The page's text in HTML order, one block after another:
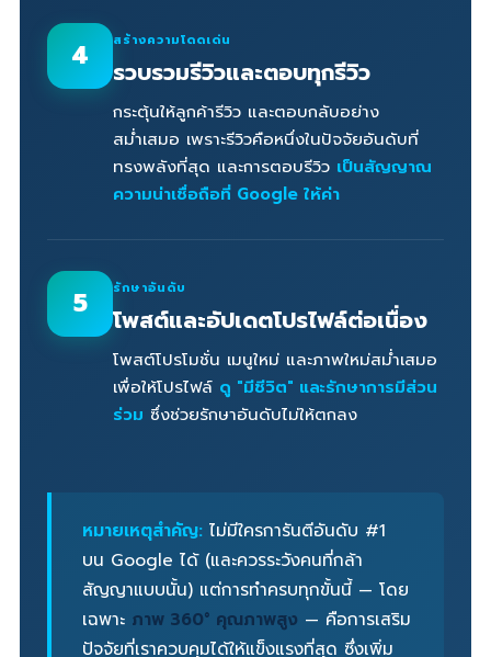
4 สร้างความโดดเด่น
รวบรวมรีวิวและตอบทุกรีวิว
กระตุ้นให้ลูกค้ารีวิว และตอบกลับอย่าง
สม่ำเสมอ เพราะรีวิวคือหนึ่งในปัจจัยอันดับที่
ทรงพลังที่สุด และการตอบรีวิว เป็นสัญญาณ
ความน่าเชื่อถือที่ Google ให้ค่า
5 รักษาอันดับ
โพสต์และอัปเดตโปรไฟล์ต่อเนื่อง
โพสต์โปรโมชั่น เมนูใหม่ และภาพใหม่สม่ำเสมอ
เพื่อให้โปรไฟล์ ดู "มีชีวิต" และรักษาการมีส่วน
ร่วม ซึ่งช่วยรักษาอันดับไม่ให้ตกลง
หมายเหตุสำคัญ: ไม่มีใครการันตีอันดับ #1
บน Google ได้ (และควรระวังคนที่กล้า
สัญญาแบบนั้น) แต่การทำครบทุกขั้นนี้ — โดย
เฉพาะ ภาพ 360° คุณภาพสูง — คือการเสริม
ปัจจัยที่เราควบคุมได้ให้แข็งแรงที่สุด ซึ่งเพิ่ม